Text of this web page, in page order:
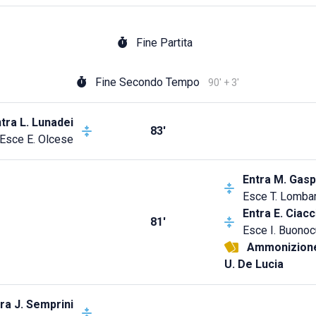
Fine Partita
Fine Secondo Tempo 90' + 3'
L. Lunadei
Esce E. Olcese
83'
81'
Entra M.
Esce T.
Entra E.
Esce I.
U. De Lucia
J. Semprini